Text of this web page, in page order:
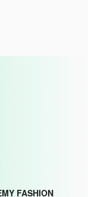
FASHION